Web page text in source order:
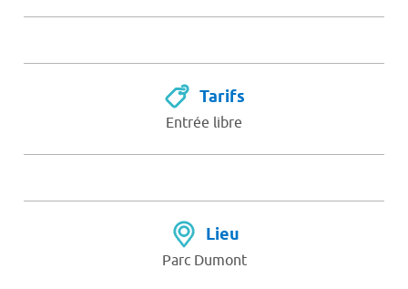
Tarifs
Entrée libre
Lieu
Parc Dumont